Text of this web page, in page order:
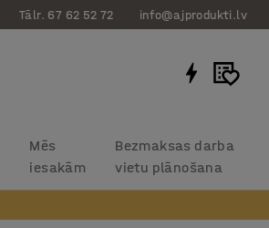
Tālr. 67 62 52 72 info@ajprodukti.lv
Mēs
iesakām
Bezmaksas darba
vietu plānošana